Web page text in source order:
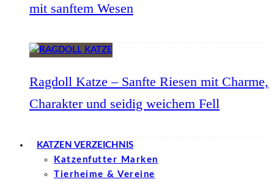
mit sanftem Wesen
Ragdoll Katze – Sanfte Riesen mit Charme,
Charakter und seidig weichem Fell
KATZEN VERZEICHNIS
Katzenfutter Marken
Tierheime & Vereine